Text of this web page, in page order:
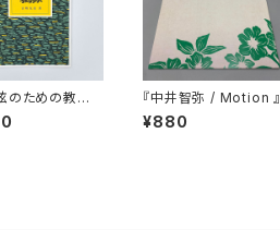
のための教則 『中井智弥 / Motion 』
¥880